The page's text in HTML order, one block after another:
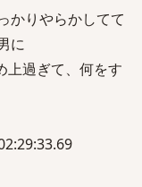
かりやらかしてて
に
上過ぎて、何をす